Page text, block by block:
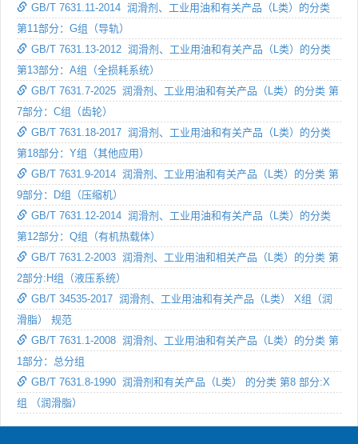
GB/T 7631.11-2014 润滑剂、工业用油和有关产品（L类）的分类
第11部分：G组（导轨）
GB/T 7631.13-2012 润滑剂、工业用油和有关产品（L类）的分类
第13部分：A组（全损耗系统）
GB/T 7631.7-2025 润滑剂、工业用油和有关产品（L类）的分类 第
7部分：C组（齿轮）
GB/T 7631.18-2017 润滑剂、工业用油和有关产品（L类）的分类
第18部分：Y组（其他应用）
GB/T 7631.9-2014 润滑剂、工业用油和有关产品（L类）的分类 第
9部分：D组（压缩机）
GB/T 7631.12-2014 润滑剂、工业用油和有关产品（L类）的分类
第12部分：Q组（有机热载体）
GB/T 7631.2-2003 润滑剂、工业用油和相关产品（L类）的分类 第
2部分:H组（液压系统）
GB/T 34535-2017 润滑剂、工业用油和有关产品（L类） X组（润
滑脂） 规范
GB/T 7631.1-2008 润滑剂、工业用油和有关产品（L类）的分类 第
1部分：总分组
GB/T 7631.8-1990 润滑剂和有关产品（L类） 的分类 第8 部分:X
组 （润滑脂）